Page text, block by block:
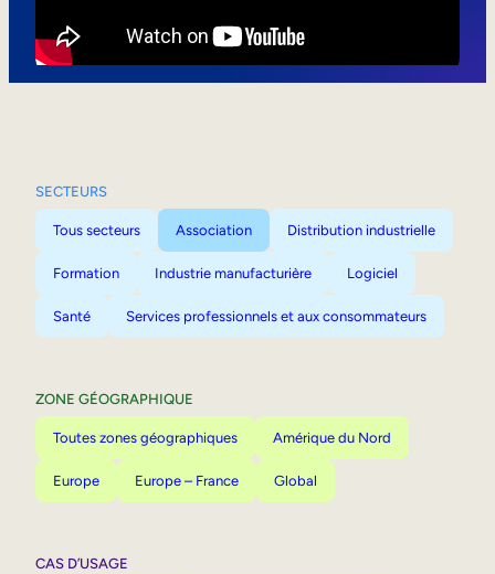
SECTEURS
Tous secteurs Association Distribution industrielle
Formation Industrie manufacturière Logiciel
Santé Services professionnels et aux consommateurs
ZONE GÉOGRAPHIQUE
Toutes zones géographiques Amérique du Nord
Europe Europe – France Global
CAS D’USAGE